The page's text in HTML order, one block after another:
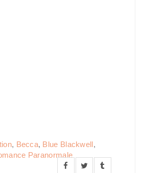
, Becca, Blue Blackwell,
Paranormale